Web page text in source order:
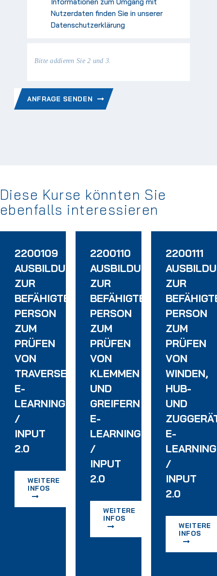
Nutzerdaten finden Sie in unserer
Datenschutzerklärung
Bitte addieren Sie 2 und 3.
ANFRAGE SENDEN
Diese Kurse könnten Sie
ebenfalls interessieren
2200109
AUSBILDUNG
ZUR
BEFÄHIGTEN
PERSON
ZUM
PRÜFEN
VON
TRAVERSEN
E-
LEARNING
/
INPUT
2.0
WEITERE
INFOS
2200110
AUSBILDUNG
ZUR
BEFÄHIGTEN
PERSON
ZUM
PRÜFEN
VON
KLEMMEN
UND
GREIFERN
E-
LEARNING
/
INPUT
2.0
WEITERE
INFOS
2200111
ZUR
PERSON
ZUM
PRÜFEN
VON
WINDEN,
HUB-
UND
E-
LEARNING
/
INPUT
2.0
WEITERE
INFOS